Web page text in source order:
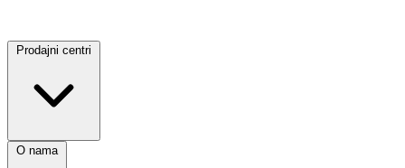
Prodajni centri
O nama